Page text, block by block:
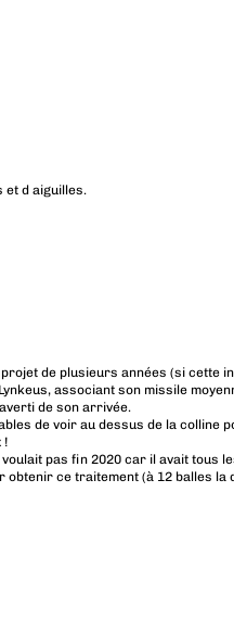
et d aiguilles.
de plusieurs années (si cette
associant son missile
averti de son arrivée.
de voir au dessus de la colline
!
voulait pas fin 2020 car il avait tous
ce traitement (à 12 balles la